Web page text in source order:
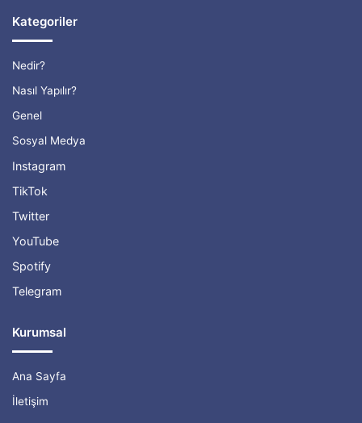
Kategoriler
Nedir?
Nasıl Yapılır?
Genel
Sosyal Medya
Instagram
TikTok
Twitter
YouTube
Spotify
Telegram
Kurumsal
Ana Sayfa
İletişim